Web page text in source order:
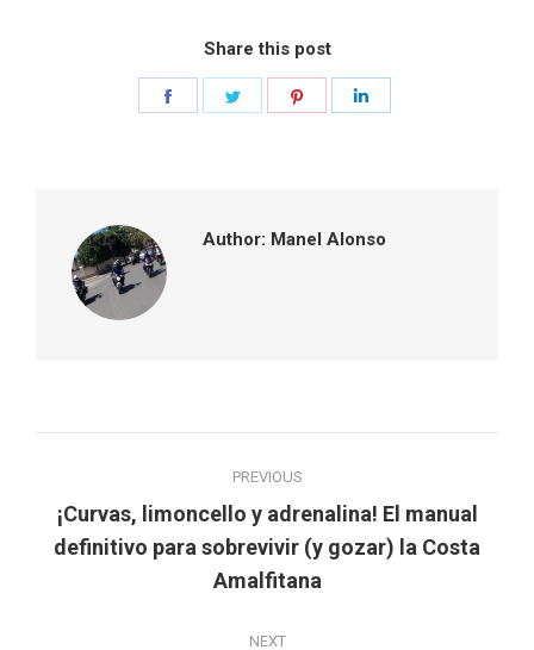
Share this post
Author: Manel Alonso
navigation
PREVIOUS
Previous
post:
¡Curvas, limoncello y adrenalina! El manual
definitivo para sobrevivir (y gozar) la Costa
Amalfitana
NEXT